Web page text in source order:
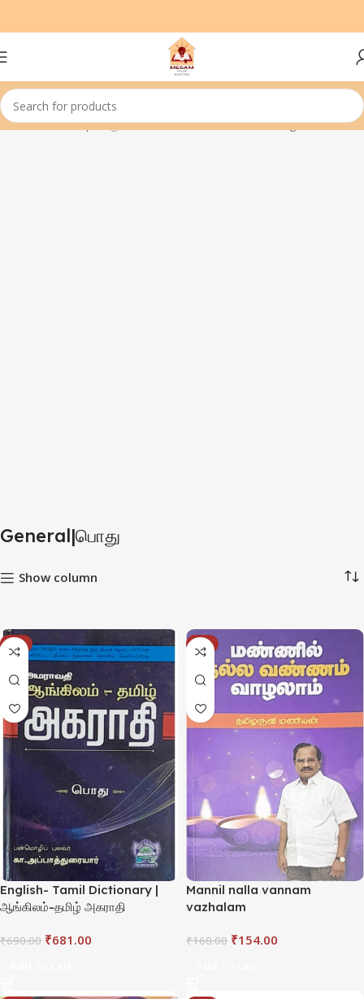
Home General|பொது Showing all 8 results
General|பொது
Show column
-1%
English- Tamil Dictionary |
ஆங்கிலம்-தமிழ் அகராதி
₹690.00 ₹681.00
-4%
Mannil nalla vannam
vazhalam
₹160.00 ₹154.00